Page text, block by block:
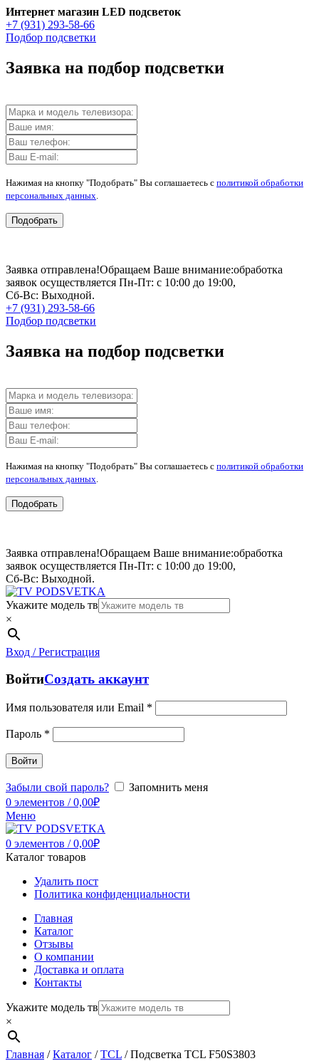
Интернет магазин LED подсветок
+7 (931) 293-58-66
Подбор подсветки
Заявка на подбор подсветки
Нажимая на кнопку "Подобрать" Вы соглашаетесь с политикой обработки
персональных данных
Подобрать
Заявка отправлена!Обращаем Ваше внимание:обработка
заявок осуществляется Пн-Пт: с 10:00 до 19:00,
Сб-Вс: Выходной.
+7 (931) 293-58-66
Подбор подсветки
Заявка на подбор подсветки
Нажимая на кнопку "Подобрать" Вы соглашаетесь с политикой обработки
персональных данных
Подобрать
Заявка отправлена!Обращаем Ваше внимание:обработка
заявок осуществляется Пн-Пт: с 10:00 до 19:00,
Сб-Вс: Выходной.
Укажите модель тв
×
Вход / Регистрация
ВойтиСоздать аккаунт
Имя пользователя или Email *
Пароль *
Войти
Забыли свой пароль?
Запомнить меня
0 элементов / 0,00₽
Меню
0 элементов / 0,00₽
Каталог товаров
Удалить пост
Политика конфиденциальности
Главная
Каталог
Отзывы
О компании
Доставка и оплата
Контакты
Укажите модель тв
×
Главная /Каталог /TCL /Подсветка TCL F50S3803